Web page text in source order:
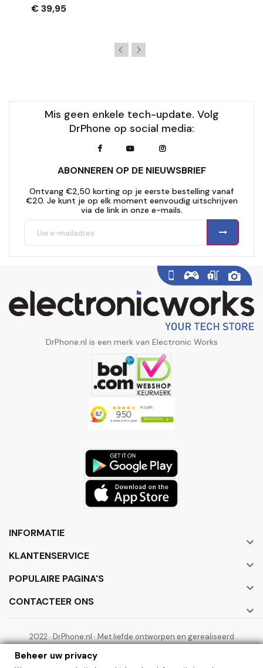
€ 39,95
Mis geen enkele tech-update. Volg
DrPhone op social media:
ABONNEREN OP DE NIEUWSBRIEF
Ontvang €2,50 korting op je eerste bestelling vanaf
€20. Je kunt je op elk moment eenvoudig uitschrijven
via de link in onze e-mails.
DrPhone.nl is een merk van Electronic Works
INFORMATIE

KLANTENSERVICE

POPULAIRE PAGINA'S

CONTACTEER ONS

2022 · DrPhone.nl · Met liefde ontworpen en gerealiseerd
Beheer uw privacy